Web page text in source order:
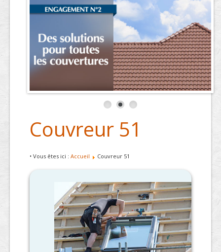
Couvreur 51
• Vous êtes ici : Accueil Couvreur 51